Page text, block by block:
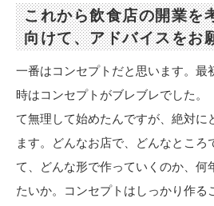
これから飲食店の開業を
向けて、アドバイスをお
一番はコンセプトだと思います。最
時はコンセプトがブレブレでした。
て無理して始めたんですが、絶対に
ます。どんなお店で、どんなところ
て、どんな形で作っていくのか、何
たいか。コンセプトはしっかり作る